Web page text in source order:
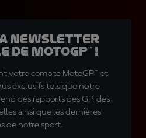
Newsletter
MotoGP™ !
votre compte MotoGP™ et
exclusifs tels que notre
des rapports des GP, des
ainsi que les dernières
de notre sport.